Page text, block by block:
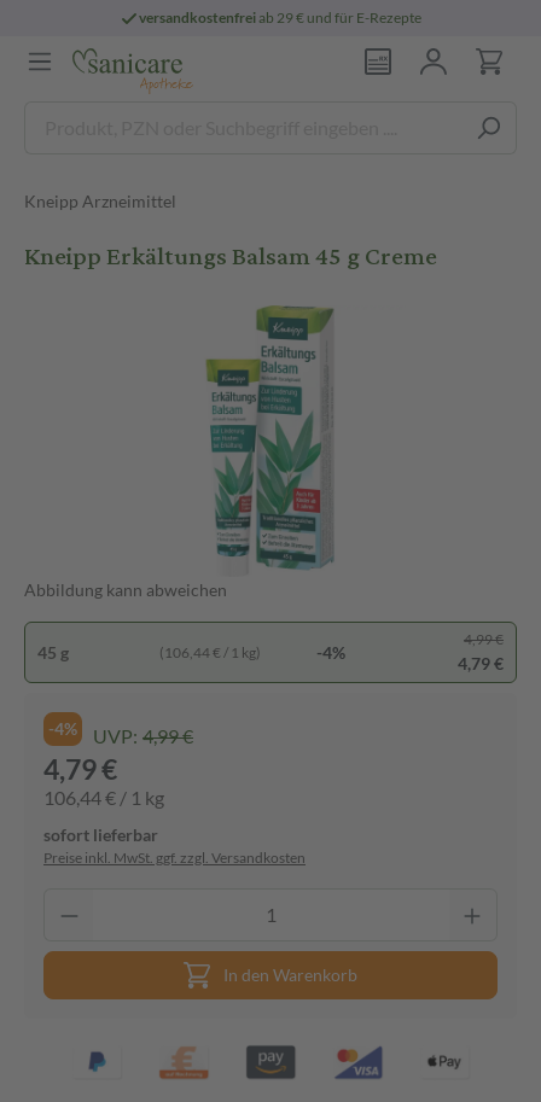
versandkostenfreiab 29 € und für E-Rezepte
Kneipp Arzneimittel
Kneipp Erkältungs Balsam 45 g Creme
Abbildung kann abweichen
45 g (106,44 € / 1 kg) -4%
4,99 €
4,79 €
-4% UVP: 4,99 €
4,79 €
106,44 € / 1 kg
sofort lieferbar
Preise inkl. MwSt. ggf. zzgl. Versandkosten
In den Warenkorb